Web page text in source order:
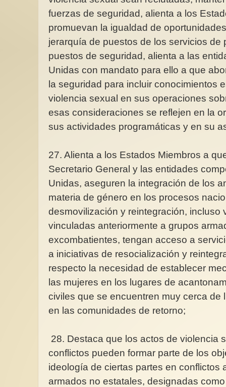
fuerzas de seguridad, alienta a los
promuevan la igualdad de
jerarquía de puestos de los servicios de
puestos de seguridad, alienta a las
Unidas con mandato para ello a que
la seguridad para incluir conocimientos
violencia sexual en sus operaciones
esas consideraciones se reflejen en la
sus actividades programáticas y en su
27. Alienta a los Estados Miembros a
Secretario General y las entidades
Unidas, aseguren la integración de los
materia de género en los procesos
desmovilización y reintegración, incluso
vinculadas anteriormente a grupos
excombatientes, tengan acceso a
a iniciativas de resocialización y
respecto la necesidad de establecer
las mujeres en los lugares de
civiles que se encuentren muy cerca de
en las comunidades de retorno;
28. Destaca que los actos de violencia
conflictos pueden formar parte de los
ideología de ciertas partes en conflictos
armados no estatales, designadas